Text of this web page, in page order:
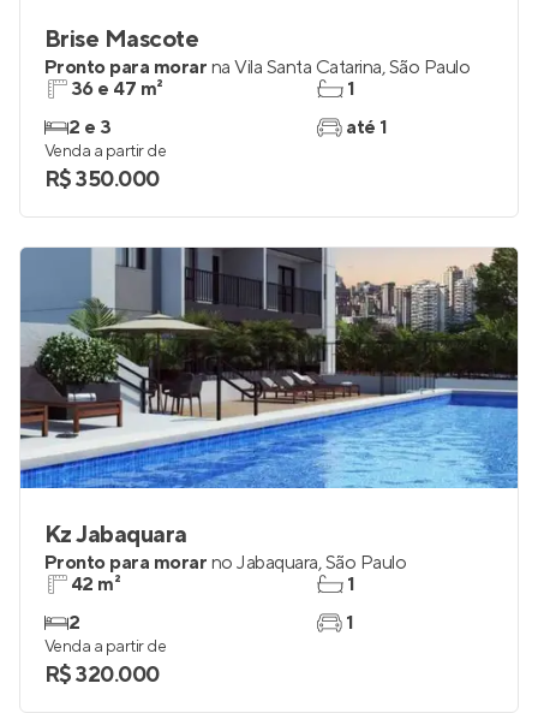
Brise Mascote
Pronto para morar na Vila Santa Catarina,São Paulo
36 e 47 m²
2 e 3
1
até 1
Venda a partir de
R$ 350.000
Kz Jabaquara
Pronto para morar no Jabaquara,São Paulo
42 m²
2
1
1
Venda a partir de
R$ 320.000